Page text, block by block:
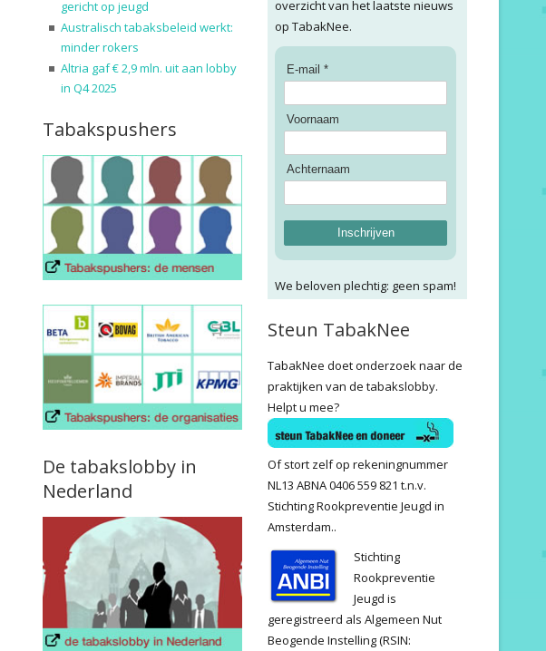
gericht op jeugd
Australisch tabaksbeleid werkt:
minder rokers
Altria gaf € 2,9 mln. uit aan lobby
in Q4 2025
Tabakspushers
De tabakslobby in
Nederland
overzicht van het laatste nieuws
op TabakNee.
E-mail *
Voornaam
Achternaam
Inschrijven
We beloven plechtig: geen spam!
Steun TabakNee
TabakNee doet onderzoek naar de
praktijken van de tabakslobby.
Helpt u mee?
Of stort zelf op rekeningnummer
NL13 ABNA 0406 559 821 t.n.v.
Stichting Rookpreventie Jeugd in
Amsterdam..
Stichting
Rookpreventie
Jeugd is
geregistreerd als Algemeen Nut
Beogende Instelling (RSIN: